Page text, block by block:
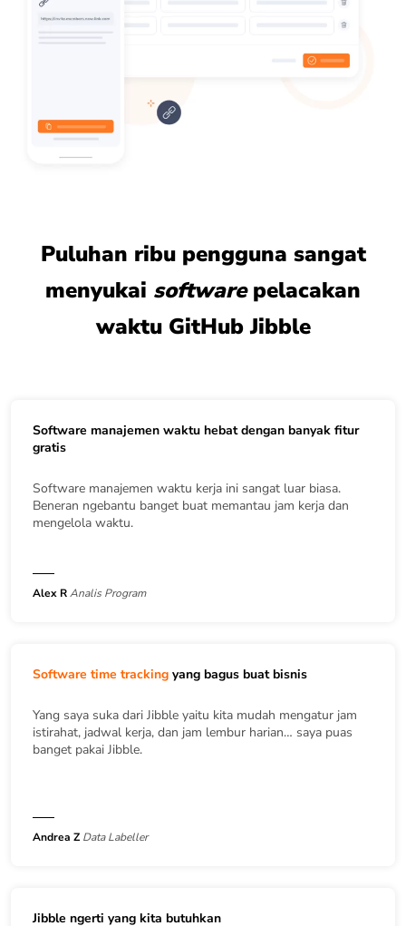
Puluhan ribu pengguna sangat
menyukai softwarepelacakan
waktu GitHub Jibble
Software manajemen waktu hebat dengan banyak fitur
gratis
Software manajemen waktu kerja ini sangat luar biasa.
Beneran ngebantu banget buat memantau jam kerja dan
mengelola waktu.
Alex RAnalis Program
Software time tracking yang bagus buat bisnis
Yang saya suka dari Jibble yaitu kita mudah mengatur jam
istirahat, jadwal kerja, dan jam lembur harian… saya puas
banget pakai Jibble.
Andrea Z Data Labeller
Jibble ngerti yang kita butuhkan